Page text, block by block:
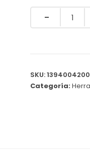
Quantity
SKU:
Categoría: